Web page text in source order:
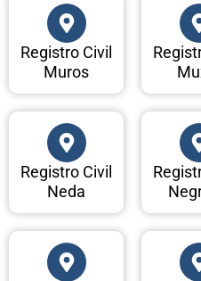
Registro Civil
Muros
Registro Civil
Neda